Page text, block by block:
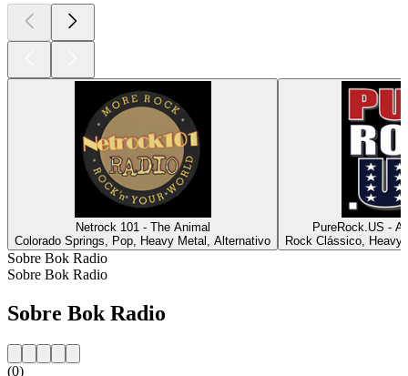
Netrock 101 - The Animal
Colorado Springs, Pop, Heavy Metal, Alternativo
PureRock.US -
Rock Clássico,
Sobre Bok Radio
Sobre Bok Radio
Sobre Bok Radio
(0)